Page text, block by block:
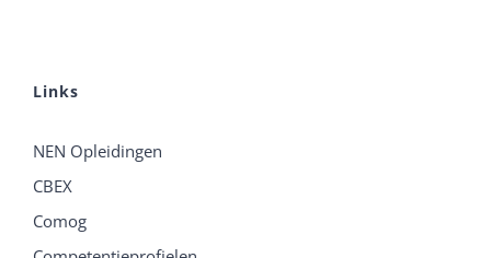
Links
NEN Opleidingen
CBEX
Comog